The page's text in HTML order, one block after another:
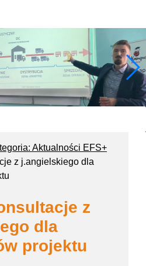
Aktualności EFS+
z j.angielskiego dla
z
dla
projektu